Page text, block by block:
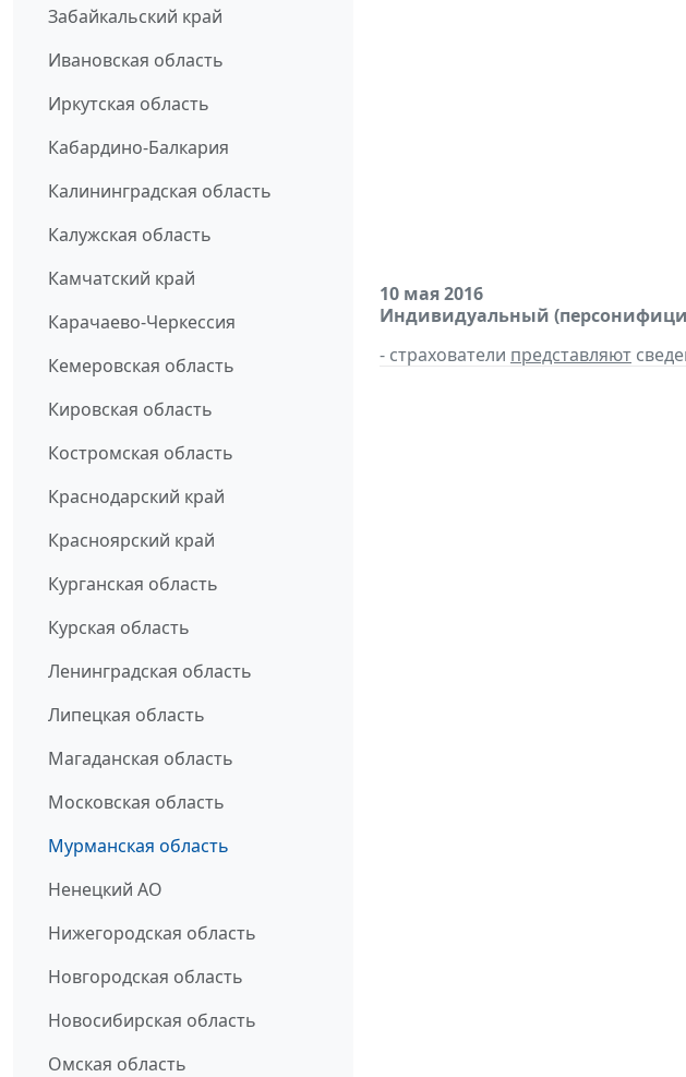
Забайкальский край
Ивановская область
Иркутская область
Кабардино-Балкария
Калининградская область
Калужская область
Камчатский край
Карачаево-Черкессия
Кемеровская область
Кировская область
Костромская область
Краснодарский край
Красноярский край
Курганская область
Курская область
Ленинградская область
Липецкая область
Магаданская область
Московская область
Мурманская область
Ненецкий АО
Нижегородская область
Новгородская область
Новосибирская область
Омская область
10 мая 2016
Индивидуальный
- страхователи представляют